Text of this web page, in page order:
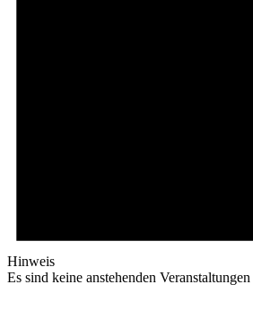
Hinweis
Es sind keine anstehenden